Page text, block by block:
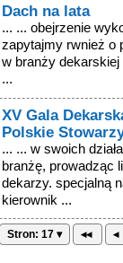
Dach na lata
... ... obejrzenie
zapytajmy rwnież o
w branży
...
XV Gala
Polskie
... ... w swoich
branżę, prowadząc
dekarzy. specjalną
kierownik ...
Stron: 17 ▾ ◂◂ ◂